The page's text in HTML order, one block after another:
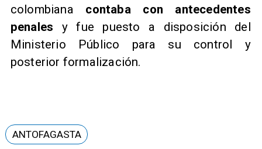
colombiana contaba con antecedentes
penales y fue puesto a disposición del
Ministerio Público para su control y
posterior formalización.
ANTOFAGASTA